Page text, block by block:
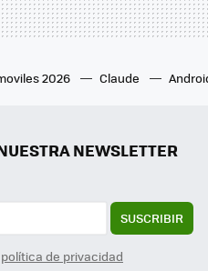
2026 Claude
NEWSLETTER
SUSCRIBIR
política de privacidad